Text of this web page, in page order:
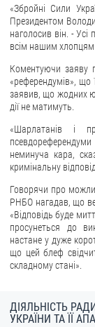
Електронне звернення
ДОСТУП ДО ПУБЛІЧНОЇ
Запит на отримання
Облік публічної
Питання запобігання
Публічні закупівлі
Внутрішній аудит
ДЕРЖАВНИЙ РЕЄСТР
«Збройні Сили
Президентом
наголосив він. - Усі
всім нашим хлопцям
Коментуючи заяву
«референдумів», що
заявив, що жодних
дії не матимуть.
«Шарлатанів і
неминуча кара,
кримінальну
Говорячи про
РНБО нагадав, що
«Відповідь буде
просунеться до
настане у дуже
що цей блеф
складному стані».
ДІЯЛЬНІСТЬ
УКРАЇНИ ТА ЇЇ